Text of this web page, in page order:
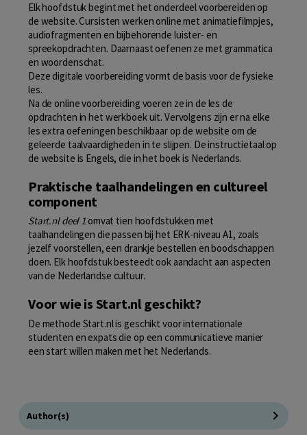
Elk hoofdstuk begint met het onderdeel voorbereiden op
de website. Cursisten werken online met animatiefilmpjes,
audiofragmenten en bijbehorende luister- en
spreekopdrachten. Daarnaast oefenen ze met grammatica
en woordenschat.
Deze digitale voorbereiding vormt de basis voor de fysieke
les.
Na de online voorbereiding voeren ze in de les de
opdrachten in het werkboek uit. Vervolgens zijn er na elke
les extra oefeningen beschikbaar op de website om de
geleerde taalvaardigheden in te slijpen. De instructietaal op
de website is Engels, die in het boek is Nederlands.
Praktische taalhandelingen en cultureel
component
Start.nl deel 1omvat tien hoofdstukken met
taalhandelingen die passen bij het ERK-niveau A1, zoals
jezelf voorstellen, een drankje bestellen en boodschappen
doen. Elk hoofdstuk besteedt ook aandacht aan aspecten
van de Nederlandse cultuur.
Voor wie is Start.nl geschikt?
De methode Start.nl is geschikt voor internationale
studenten en expats die op een communicatieve manier
een start willen maken met het Nederlands.
Author(s)